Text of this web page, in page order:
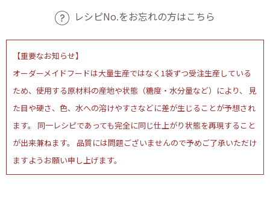
レシピNo.をお忘れの方はこちら
【重要なお知らせ】
オーダーメイドフードは大量生産ではなく1袋ずつ受注生産している
ため、使用する原材料の産地や状態（糖度・水分量など）により、 見
た目や硬さ、色、水への溶けやすさなどに差が生じることが予想され
ます。 同一レシピであっても完全に同じ仕上がり状態を再現すること
が出来兼ねます。 品質には問題ございませんので予めご了承いただけ
ますようお願い申し上げます。